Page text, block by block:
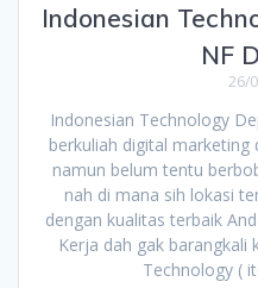
Indonesian
NF
26/
Indonesian Technology
berkuliah digital
namun belum tentu
nah di mana sih lokasi
dengan kualitas terbaik
Kerja dah gak barangkali
Technology (